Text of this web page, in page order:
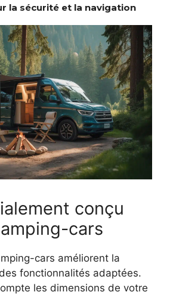
la sécurité et la navigation
conçu
cars
cars améliorent la
fonctionnalités adaptées.
les dimensions de votre